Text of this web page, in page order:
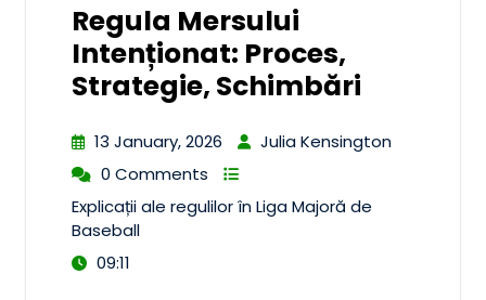
Regula Mersului
Intenționat: Proces,
Strategie, Schimbări
13 January, 2026
Julia Kensington
0 Comments
Explicații ale regulilor în Liga Majoră de
Baseball
09:11